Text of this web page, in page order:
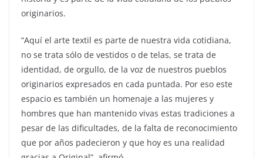
originarios.
“Aquí el arte textil es parte de nuestra vida cotidiana,
no se trata sólo de vestidos o de telas, se trata de
identidad, de orgullo, de la voz de nuestros pueblos
originarios expresados en cada puntada. Por eso este
espacio es también un homenaje a las mujeres y
hombres que han mantenido vivas estas tradiciones a
pesar de las dificultades, de la falta de reconocimiento
que por años padecieron y que hoy es una realidad